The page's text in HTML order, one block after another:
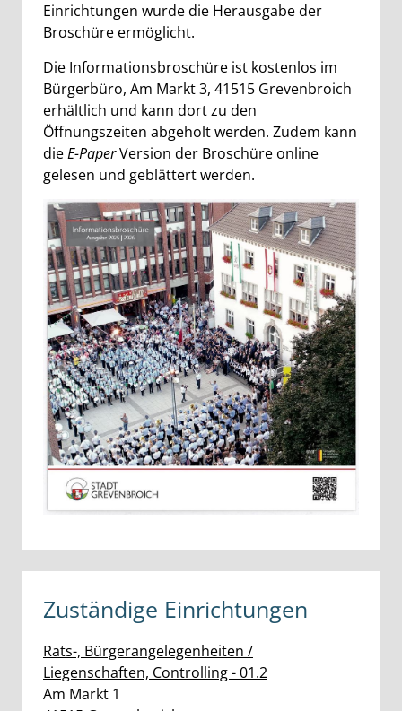
Einrichtungen wurde die Herausgabe der
Broschüre ermöglicht.
Die Informationsbroschüre ist kostenlos im
Bürgerbüro, Am Markt 3, 41515 Grevenbroich
erhältlich und kann dort zu den
Öffnungszeiten abgeholt werden. Zudem kann
dieE-PaperVersion der Broschüre online
gelesen und geblättert werden.
Zuständige Einrichtungen
Rats-, Bürgerangelegenheiten /
Liegenschaften, Controlling - 01.2
Straße:
Am Markt Hausnummer:
1